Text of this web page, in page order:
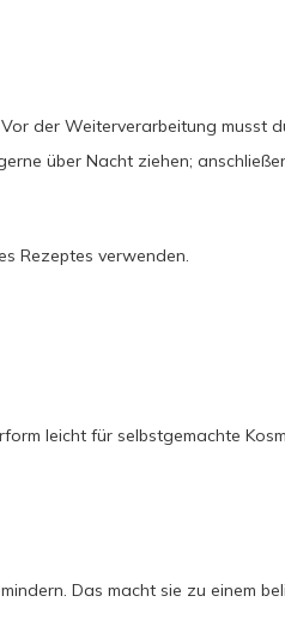
der Weiterverarbeitung musst
über Nacht ziehen;
Rezeptes verwenden.
leicht für selbstgemachte
Das macht sie zu einem